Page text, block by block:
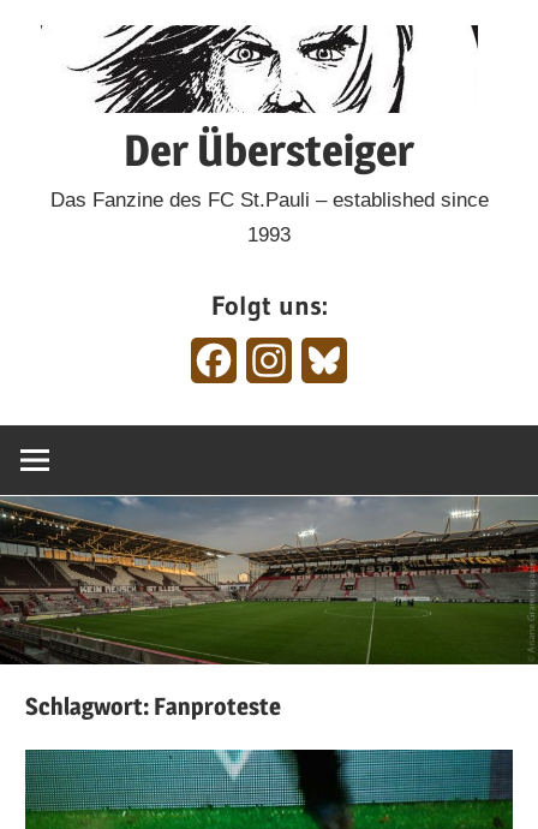
Der Übersteiger
Das Fanzine des FC St.Pauli – established since
1993
Folgt uns:
FacebookInstagram
Schlagwort: Fanproteste